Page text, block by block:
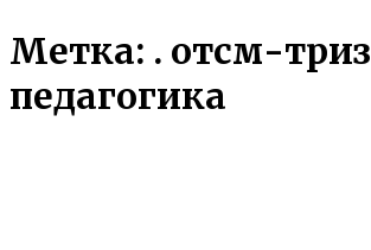
Метка: . отсм-триз
педагогика